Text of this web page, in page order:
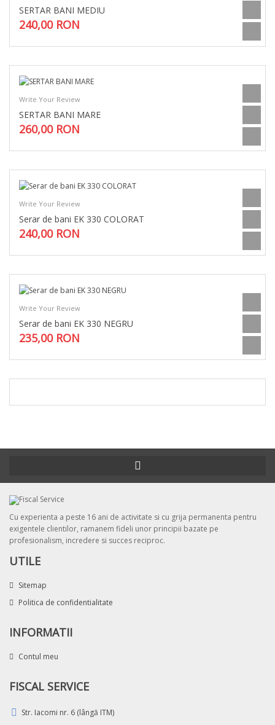
SERTAR BANI MEDIU
240,00 RON
Write Your Review
SERTAR BANI MARE
260,00 RON
Write Your Review
Serar de bani EK 330 COLORAT
240,00 RON
Write Your Review
Serar de bani EK 330 NEGRU
235,00 RON
Cu experienta a peste 16 ani de activitate si cu grija permanenta pentru
exigentele clientilor, ramanem fideli unor principii bazate pe
profesionalism, incredere si succes reciproc.
UTILE
Sitemap
Politica de confidentialitate
INFORMATII
Contul meu
FISCAL SERVICE
Str. Iacomi nr. 6 (lângă ITM)